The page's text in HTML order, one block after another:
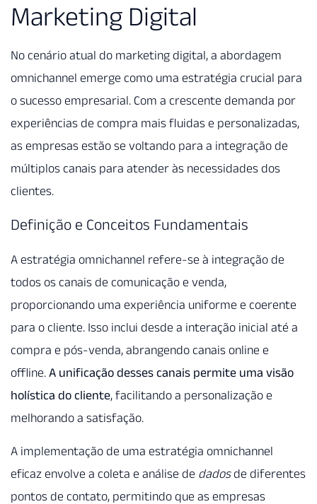
Marketing Digital
No cenário atual do marketing digital, a abordagem
omnichannel emerge como uma estratégia crucial para
o sucesso empresarial. Com a crescente demanda por
experiências de compra mais fluidas e personalizadas,
as empresas estão se voltando para a integração de
múltiplos canais para atender às necessidades dos
clientes.
Definição e Conceitos Fundamentais
A estratégia omnichannel refere-se à integração de
todos os canais de comunicação e venda,
proporcionando uma experiência uniforme e coerente
para o cliente. Isso inclui desde a interação inicial até a
compra e pós-venda, abrangendo canais online e
offline. A unificação desses canais permite uma visão
holística do cliente, facilitando a personalização e
melhorando a satisfação.
A implementação de uma estratégia omnichannel
eficaz envolve a coleta e análise de dadosde diferentes
pontos de contato, permitindo que as empresas